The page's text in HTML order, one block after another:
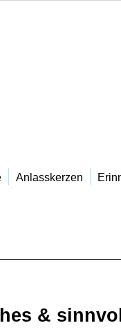
Anlasskerzen
&